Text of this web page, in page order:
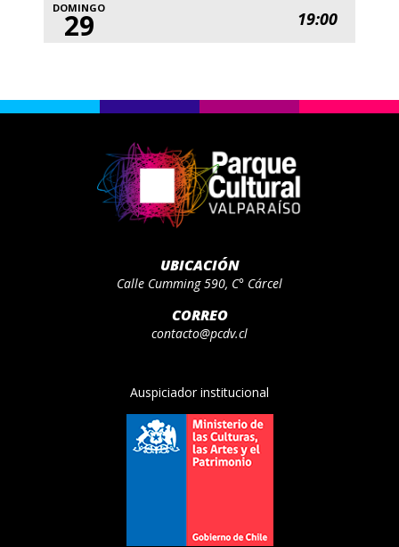
DOMINGO
29 19:00
UBICACIÓN
Calle Cumming 590, C° Cárcel
CORREO
contacto@pcdv.cl
Auspiciador institucional